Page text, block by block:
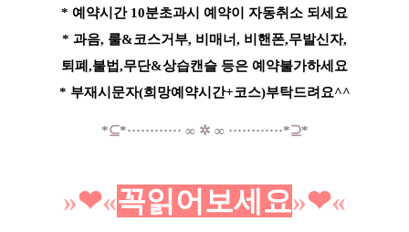
* 예약시간 10분초과시 예약이 자동취소 되세요
* 과음, 룰&코스거부, 비매너, 비핸폰,무발신자,
퇴폐,불법,무단&상습캔슬 등은 예약불가하세요
* 부재시문자(희망예약시간+코스)부탁드려요^^
*⊆*············ ∞ ✲ ∞ ············*⊇*
»❤︎«꼭읽어보세요»❤︎«